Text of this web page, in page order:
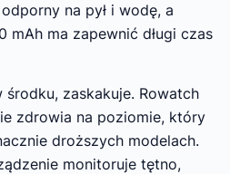
na pył i wodę, a
mAh ma zapewnić długi czas
zaskakuje. Rowatch
zdrowia na poziomie, który
droższych modelach.
monitoruje tętno,